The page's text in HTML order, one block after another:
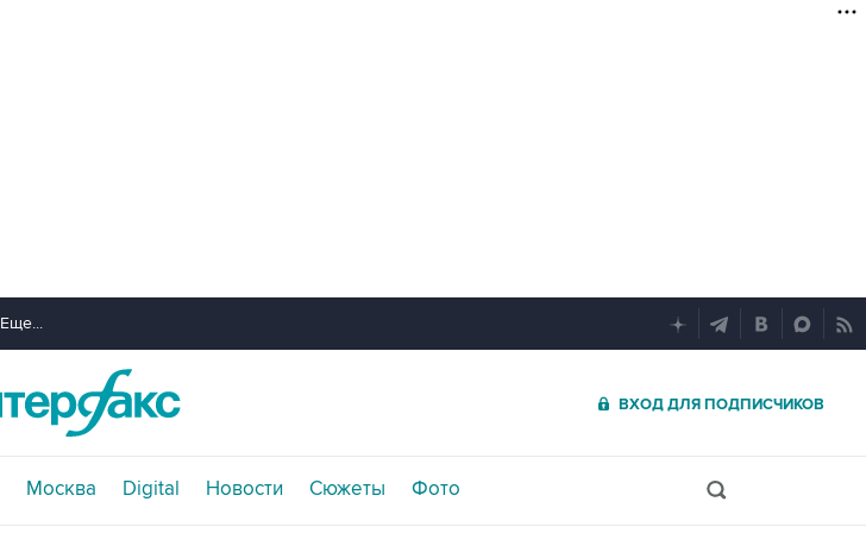
Еще...
ВХОД ДЛЯ ПОДПИСЧИКОВ
Москва Digital Новости Сюжеты Фото